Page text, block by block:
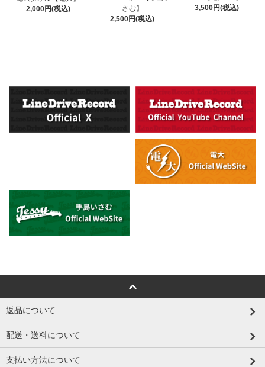
2,000円(税込)
さむ】
2,500円(税込)
3,500円(税込)
返品について
配送・送料について
支払い方法について